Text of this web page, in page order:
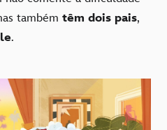
também têm dois pais,
.